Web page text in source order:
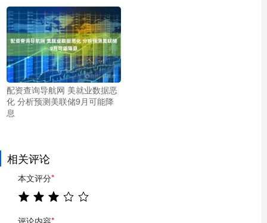
配资查询导航网 美就业数据恶
化 分析预测美联储9月可能降
息
相关评论
本文评分*